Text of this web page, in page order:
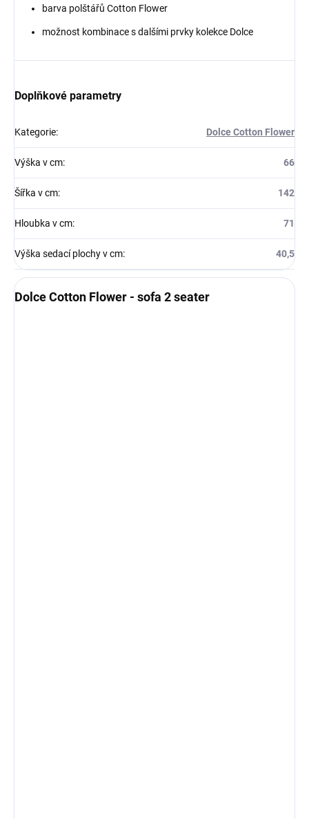
barva polštářů Cotton Flower
možnost kombinace s dalšími prvky kolekce Dolce
Doplňkové parametry
Kategorie: Dolce Cotton Flower
Výška v cm: 66
Šířka v cm: 142
Hloubka v cm: 71
Výška sedací plochy v cm: 40,5
Dolce Cotton Flower - sofa 2 seater